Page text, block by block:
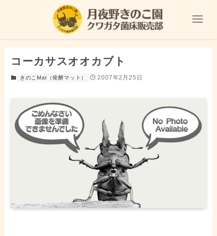
コーカサスオオカブト
きのこMat（発酵マット） 2007年2月25日